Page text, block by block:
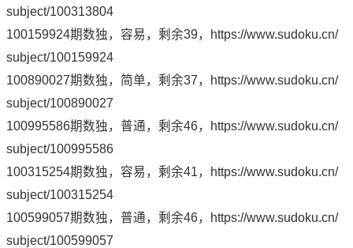
subject/100313804
100159924期数独，容易，剩余39，
https://www.sudoku.cn/
subject/100159924
100890027期数独，简单，剩余37，
https://www.sudoku.cn/
subject/100890027
100995586期数独，普通，剩余46，
https://www.sudoku.cn/
subject/100995586
100315254期数独，容易，剩余41，
https://www.sudoku.cn/
subject/100315254
100599057期数独，普通，剩余46，
https://www.sudoku.cn/
subject/100599057